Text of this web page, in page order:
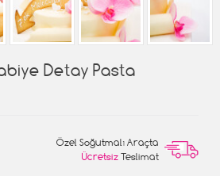
Detay Pasta
Özel Soğutmalı Araçta
Ücretsiz Teslimat